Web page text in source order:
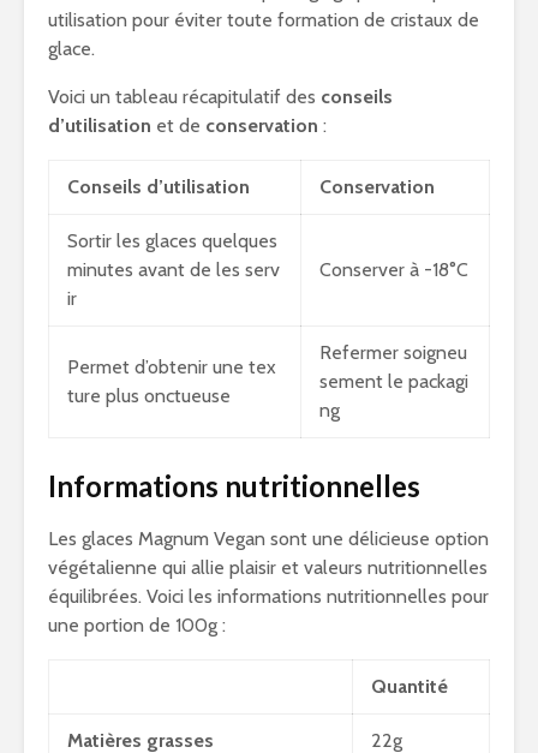
utilisation pour éviter toute formation de cristaux de
glace.
Voici un tableau récapitulatif des conseils
d’utilisation et de conservation :
Conseils d’utilisation Conservation
Sortir les glaces quelques
minutes avant de les serv
ir
Conserver à -18°C
Permet d’obtenir une tex
ture plus onctueuse
Refermer soigneu
sement le packagi
ng
Informations nutritionnelles
Les glaces Magnum Vegan sont une délicieuse option
végétalienne qui allie plaisir et valeurs nutritionnelles
équilibrées. Voici les informations nutritionnelles pour
une portion de 100g :
Quantité
Matières grasses 22g